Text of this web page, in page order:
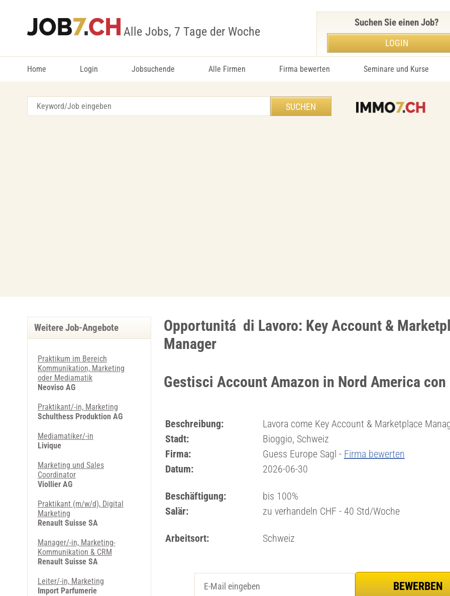
Alle Jobs, 7 Tage der Woche
Home Login Jobsuchende Alle Firmen Firma bewerten Seminare und Kurse
Suchen Sie einen Job?
LOGIN
Opportunitá di Lavoro: Key Account &
Manager
Gestisci Account Amazon in Nord America con
Beschreibung:
Lavora come Key Account & Marketplace
Stadt:
Bioggio, Schweiz
Firma:
Guess Europe Sagl - Firma bewerten
Datum:
2026-06-30
Beschäftigung:
bis 100%
Salär:
zu verhandeln CHF - 40 Std/Woche
Arbeitsort: Schweiz
Weitere Job-Angebote
Praktikum im Bereich
Kommunikation, Marketing
oder Mediamatik
Neoviso AG
Praktikant/-in, Marketing
Schulthess Produktion AG
Mediamatiker/-in
Livique
Marketing und Sales
Coordinator
Viollier AG
Praktikant (m/w/d), Digital
Marketing
Renault Suisse SA
Manager/-in, Marketing-
Kommunikation & CRM
Renault Suisse SA
Leiter/-in, Marketing
Import Parfumerie